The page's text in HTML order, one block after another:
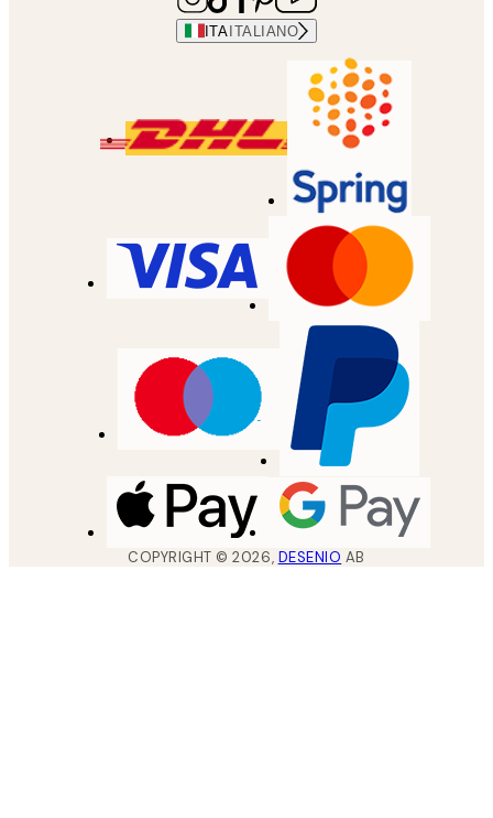
ITAITALIANO
COPYRIGHT ©2026, DESENIO AB